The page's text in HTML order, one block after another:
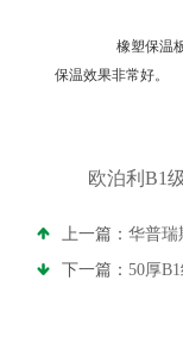
橡塑保温板
保温效果非常好。
欧泊利B1
上一篇： 华普瑞
下一篇： 50厚